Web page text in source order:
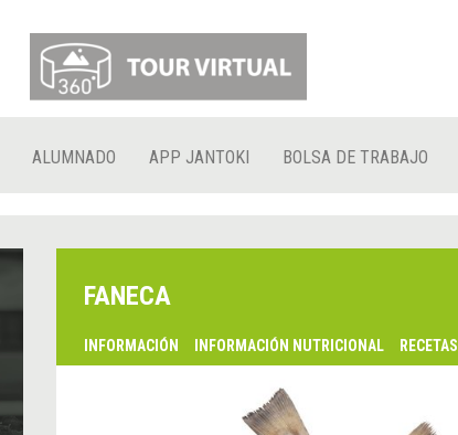
ALUMNADO APP JANTOKI BOLSA DE TRABAJO
FANECA
INFORMACIÓN INFORMACIÓN NUTRICIONAL RECETAS